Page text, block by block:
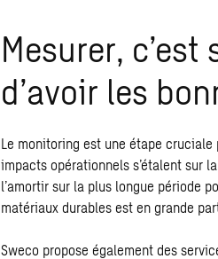
Mesurer,
d’avoir les
Le monitoring est une étape cruciale
impacts opérationnels s’étalent sur
l’amortir sur la plus longue période
matériaux durables est en grande
Sweco propose également des